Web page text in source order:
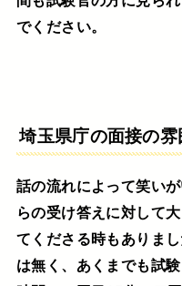
でください。
埼玉県庁の面接の
話の流れによって笑い
らの受け答えに対して
てくださる時もありま
は無く、あくまでも試